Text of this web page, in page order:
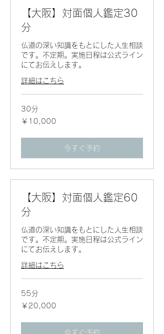
【大阪】対面個人鑑定30
分
仏道の深い知識をもとにした人生相談
です。不定期。実施日程は公式ライン
にてお伝えします。
詳細はこちら
30分
10,000
円
￥10,000
今すぐ予約
【大阪】対面個人鑑定60
分
仏道の深い知識をもとにした人生相談
です。不定期。実施日程は公式ライン
にてお伝えします。
詳細はこちら
55分
20,000
円
￥20,000
今すぐ予約